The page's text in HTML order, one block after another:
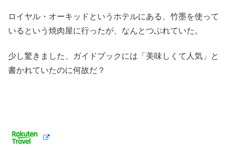
ロイヤル・オーキッドというホテルにある、竹墨を使って
いるという焼肉屋に行ったが、なんとつぶれていた。
少し驚きました、ガイドブックには「美味しくて人気」と
書かれていたのに何故だ？